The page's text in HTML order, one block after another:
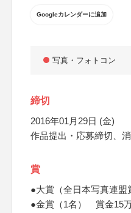
Googleカレンダーに追加
写真・フォトコン
締切
2016年01月29日 (金)
作品提出・応募締切、
賞
●大賞（全日本写真連
●金賞（1名） 賞金15